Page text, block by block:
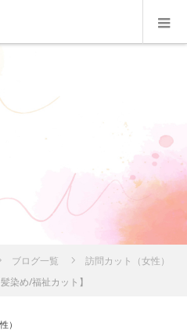
ブログ一覧
訪問カット（女性）
染め/福祉カット】
）